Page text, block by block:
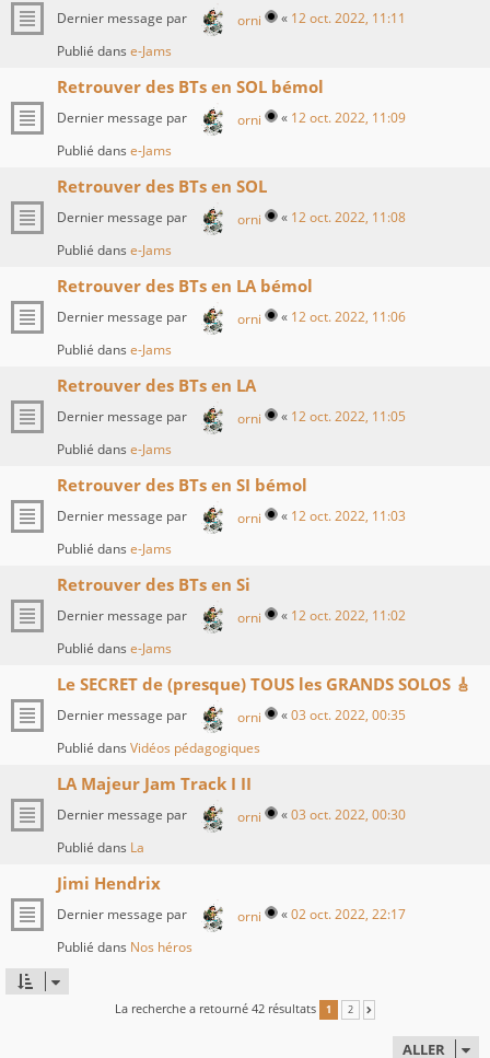
Dernier message par orni « 12 oct. 2022, 11:11
Publié dans e-Jams
Retrouver des BTs en SOL bémol
Dernier message par orni « 12 oct. 2022, 11:09
Publié dans e-Jams
Retrouver des BTs en SOL
Dernier message par orni « 12 oct. 2022, 11:08
Publié dans e-Jams
Retrouver des BTs en LA bémol
Dernier message par orni « 12 oct. 2022, 11:06
Publié dans e-Jams
Retrouver des BTs en LA
Dernier message par orni « 12 oct. 2022, 11:05
Publié dans e-Jams
Retrouver des BTs en SI bémol
Dernier message par orni « 12 oct. 2022, 11:03
Publié dans e-Jams
Retrouver des BTs en Si
Dernier message par orni « 12 oct. 2022, 11:02
Publié dans e-Jams
Le SECRET de (presque) TOUS les GRANDS SOLOS 🎸
Dernier message par orni «03 oct. 2022, 00:35
Publié dans Vidéos pédagogiques
LA Majeur Jam Track I II
Dernier message par orni «03 oct. 2022, 00:30
Publié dans La
Jimi Hendrix
Dernier message par orni «02 oct. 2022, 22:17
Publié dans Nos héros
La recherche a retourné 42 résultats 1 2
ALLER